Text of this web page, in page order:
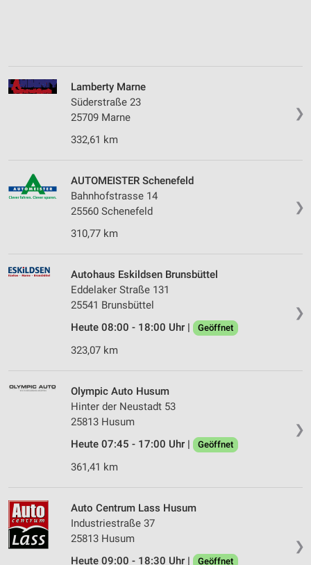
❯
Lamberty Marne
Süderstraße 23
25709 Marne
332,61 km
❯
AUTOMEISTER Schenefeld
Bahnhofstrasse 14
25560 Schenefeld
310,77 km
❯
Autohaus Eskildsen Brunsbüttel
Eddelaker Straße 131
25541 Brunsbüttel
Heute 08:00 - 18:00 Uhr |
Geöffnet
323,07 km
❯
Olympic Auto Husum
Hinter der Neustadt 53
25813 Husum
Heute 07:45 - 17:00 Uhr |
Geöffnet
361,41 km
❯
Auto Centrum Lass Husum
Industriestraße 37
25813 Husum
Heute 09:00 - 18:30 Uhr |
Geöffnet